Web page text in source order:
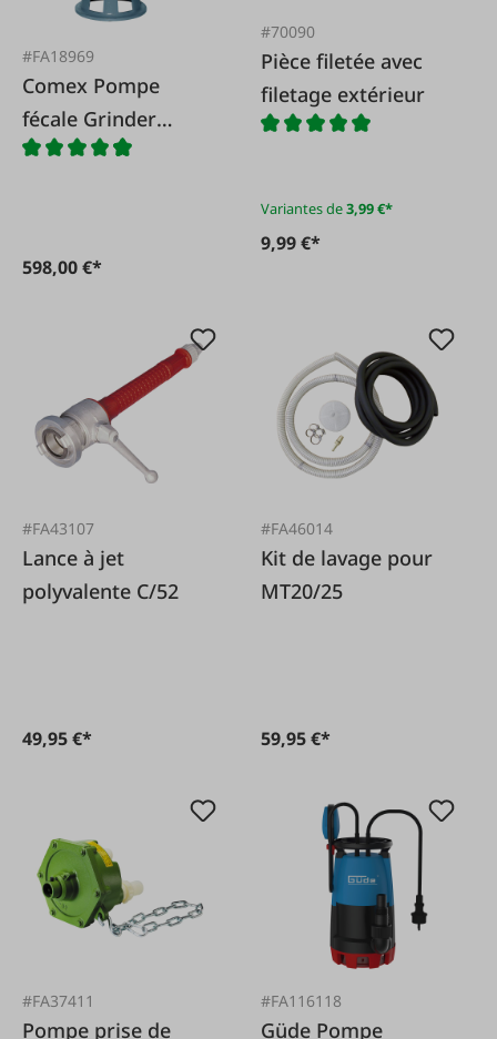
#FA18969
Comex Pompe
fécale Grinder
100+MS avec boîtier
598,00 €*
#70090
Pièce filetée avec
filetage extérieur
Variantes de3,99 €*
9,99 €*
#FA43107
Lance à jet
polyvalente C/52
49,95 €*
#FA46014
Kit de lavage pour
MT20/25
59,95 €*
#FA37411
Pompe prise de
#FA116118
Güde Pompe